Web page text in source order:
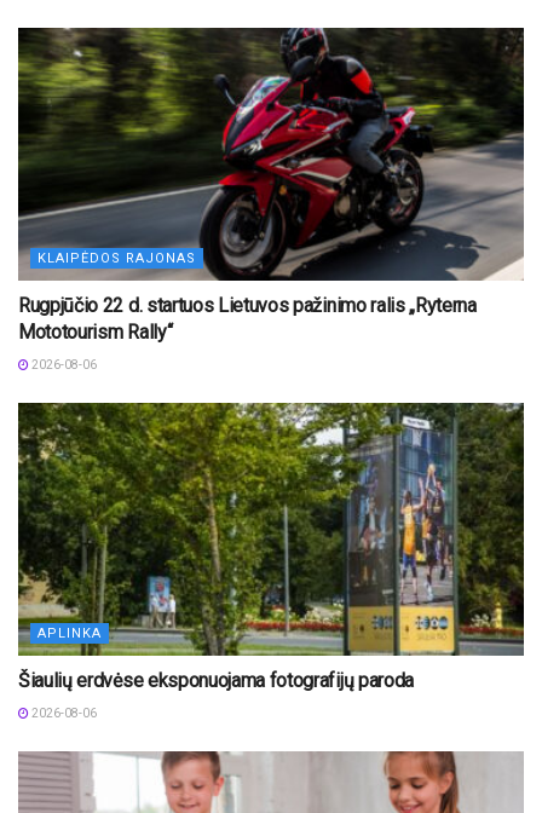
KLAIPĖDOS RAJONAS
Rugpjūčio 22 d. startuos Lietuvos pažinimo ralis „Ryterna
Mototourism Rally“
2026-08-06
APLINKA
Šiaulių erdvėse eksponuojama fotografijų paroda
2026-08-06